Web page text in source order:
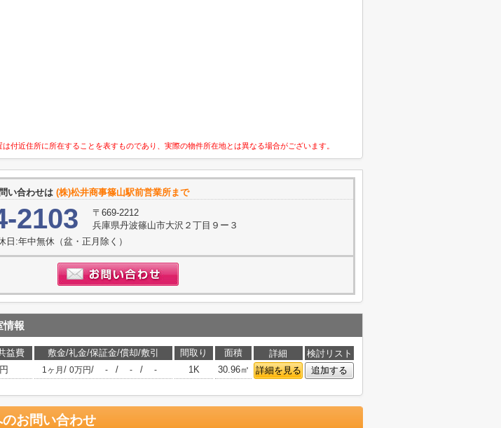
付近住所に所在することを表すものであり、実際の物件所在地とは異なる場合がございます。
い合わせは (株)松井商事篠山駅前営業所まで
2103
〒669-2212
兵庫県丹波篠山市大沢２丁目９ー３
:年中無休（盆・正月除く）
情報
益費 敷金/礼金/保証金/償却/敷引 間取り 面積 詳細
検討リスト
1ヶ月 / 0万円/ - / - / - 1K 30.96㎡ 詳細を見る 追加する
のお問い合わせ